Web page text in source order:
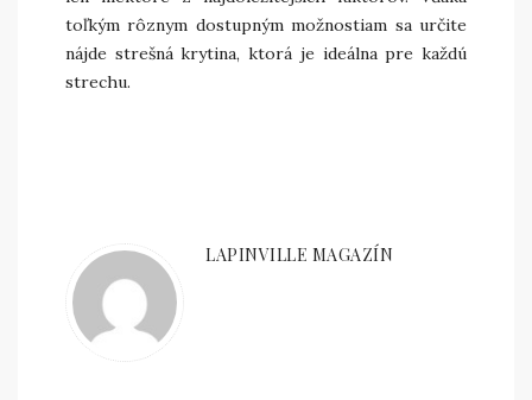
toľkým rôznym dostupným možnostiam sa určite
nájde strešná krytina, ktorá je ideálna pre každú
strechu.
LAPINVILLE MAGAZÍN